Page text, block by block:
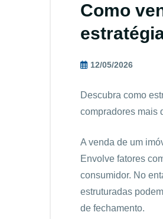
Como
12/05/2026
Descubra como
compradores mais
A venda de um
Envolve fatores
consumidor. No
estruturadas
de fechamento.